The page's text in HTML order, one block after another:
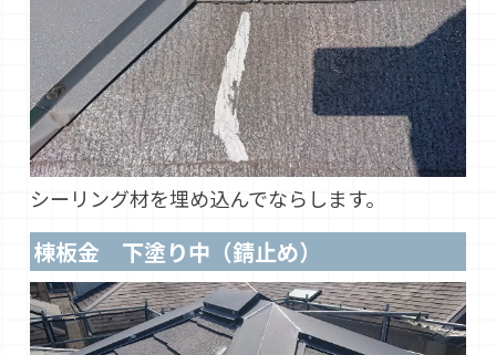
シーリング材を埋め込んでならします。
棟板金 下塗り中（錆止め）